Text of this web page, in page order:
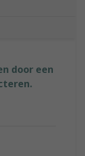
door een